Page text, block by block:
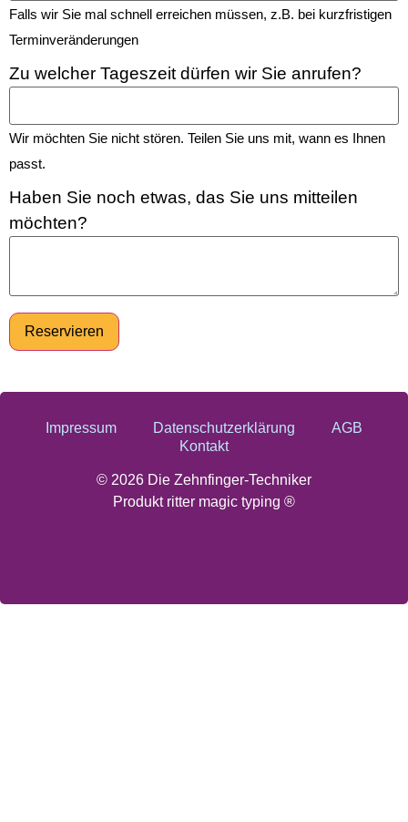
Falls wir Sie mal schnell erreichen müssen, z.B. bei kurzfristigen
Terminveränderungen
Zu welcher Tageszeit dürfen wir Sie anrufen?
Wir möchten Sie nicht stören. Teilen Sie uns mit, wann es Ihnen
passt.
Haben Sie noch etwas, das Sie uns mitteilen
möchten?
Reservieren
Impressum Datenschutzerklärung
AGB
Kontakt
© 2026 Die Zehnfinger-Techniker
Produkt ritter magic typing ®